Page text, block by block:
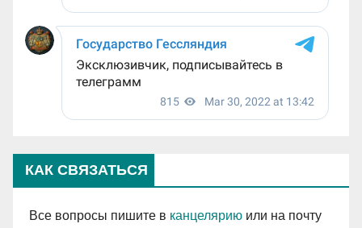
КАК СВЯЗАТЬСЯ
Все вопросы пишите в канцелярию или на почту